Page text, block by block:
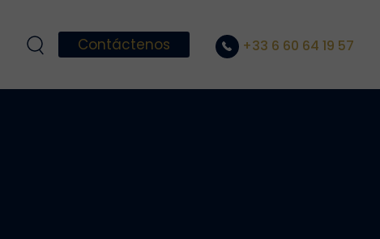
Contáctenos +33 6 60 64 19 57